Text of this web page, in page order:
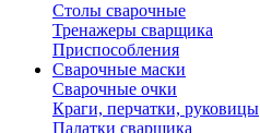
Столы сварочные
Тренажеры сварщика
Приспособления
Сварочные маски
Сварочные очки
Краги, перчатки, руковицы
Палатки сварщика